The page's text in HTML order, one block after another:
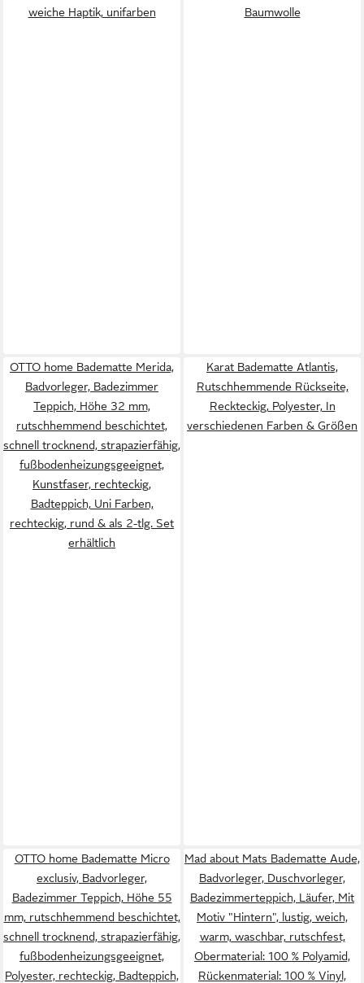
weiche Haptik, unifarben
Baumwolle
OTTO home Badematte Merida,
Badvorleger, Badezimmer
Teppich, Höhe 32 mm,
rutschhemmend beschichtet,
schnell trocknend, strapazierfähig,
fußbodenheizungsgeeignet,
Kunstfaser, rechteckig,
Badteppich, Uni Farben,
rechteckig, rund & als 2-tlg. Set
erhältlich
Karat Badematte Atlantis,
Rutschhemmende Rückseite,
Reckteckig, Polyester, In
verschiedenen Farben & Größen
OTTO home Badematte Micro
exclusiv, Badvorleger,
Badezimmer Teppich, Höhe 55
mm, rutschhemmend beschichtet,
schnell trocknend, strapazierfähig,
fußbodenheizungsgeeignet,
Polyester, rechteckig, Badteppich,
Mad about Mats Badematte Aude,
Badvorleger, Duschvorleger,
Badezimmerteppich, Läufer, Mit
Motiv "Hintern", lustig, weich,
warm, waschbar, rutschfest,
Obermaterial: 100 % Polyamid,
Rückenmaterial: 100 % Vinyl,